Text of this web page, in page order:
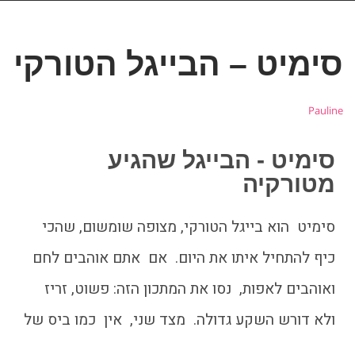
סימיט – הבייגל הטורקי
Pauline
סימיט - הבייגל שהגיע
מטורקיה
סימיט הוא בייגל הטורקי, מצופה שומשום, שהכי
כיף להתחיל איתו את היום. אם אתם אוהבים לחם
ואוהבים לאפות, נסו את המתכון הזה: פשוט, זריז
ולא דורש השקע גדולה. מצד שני, אין כמו ביס של